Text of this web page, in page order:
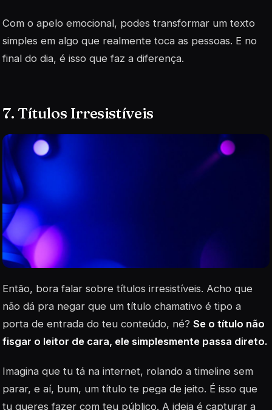
Com o apelo emocional, podes transformar um texto
simples em algo que realmente toca as pessoas. E no
final do dia, é isso que faz a diferença.
7. Títulos Irresistíveis
Então, bora falar sobre títulos irresistíveis. Acho que
não dá pra negar que um título chamativo é tipo a
porta de entrada do teu conteúdo, né? Se o título não
fisgar o leitor de cara, ele simplesmente passa direto.
Imagina que tu tá na internet, rolando a timeline sem
parar, e aí, bum, um título te pega de jeito. É isso que
tu queres fazer com teu público. A ideia é capturar a